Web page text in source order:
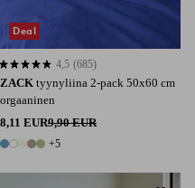
ZACK tyynyliina 2-pack 50x60 cm
orgaaninen
8,11 EUR9,90 EUR
10 värejä
+5
4,5 perustuen 685 arvosanaan
4,5 (685)
Deal